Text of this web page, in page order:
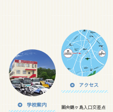
学校案内
アクセス
圏央鶴ヶ島入口交差点